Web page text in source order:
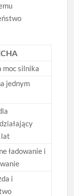
moc silnika
jednym
lat
ładowanie i
i